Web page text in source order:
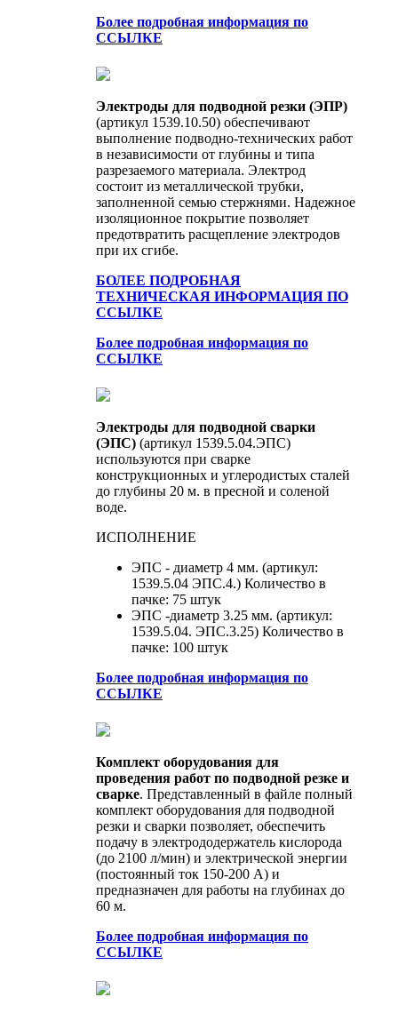
Более подробная информация по
ССЫЛКЕ
Электроды для подводной резки (ЭПР)
(артикул 1539.10.50) обеспечивают
выполнение подводно-технических работ
в независимости от глубины и типа
разрезаемого материала. Электрод
состоит из металлической трубки,
заполненной семью стержнями. Надежное
изоляционное покрытие позволяет
предотвратить расщепление электродов
при их сгибе.
БОЛЕЕ ПОДРОБНАЯ
ТЕХНИЧЕСКАЯ ИНФОРМАЦИЯ ПО
ССЫЛКЕ
Более подробная информация по
ССЫЛКЕ
Электроды для подводной сварки
(ЭПС) (артикул 1539.5.04.ЭПС)
используются при сварке
конструкционных и углеродистых сталей
до глубины 20 м. в пресной и соленой
воде.
ИСПОЛНЕНИЕ
ЭПС - диаметр 4 мм. (артикул:
1539.5.04 ЭПС.4.) Количество в
пачке: 75 штук
ЭПС -диаметр 3.25 мм. (артикул:
1539.5.04. ЭПС.3.25) Количество в
пачке: 100 штук
Более подробная информация по
ССЫЛКЕ
Комплект оборудования для
проведения работ по подводной резке и
сварке. Представленный в файле полный
комплект оборудования для подводной
резки и сварки позволяет, обеспечить
подачу в электрододержатель кислорода
(до 2100 л/мин) и электрической энергии
(постоянный ток 150-200 А) и
предназначен для работы на глубинах до
60 м.
Более подробная информация по
ССЫЛКЕ